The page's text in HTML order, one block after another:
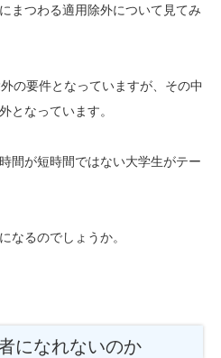
まつわる適用除外について見てみ
の要件となっていますが、その中
となっています。
間が短時間ではない大学生がテー
なるのでしょうか。
になれないのか